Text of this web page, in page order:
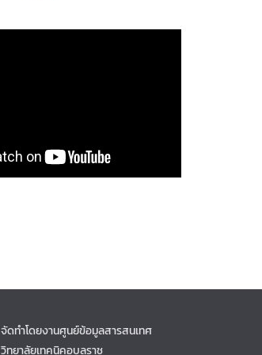
จัดทำโดยงานศูนย์ข้อมูลสารสนเทศ
วิทยาลัยเทคนิคอุบลราช